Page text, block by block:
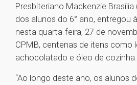
Presbiteriano Mackenzie Brasília
dos alunos do 6° ano, entregou
nesta quarta-feira, 27 de
CPMB, centenas de itens como
achocolatado e óleo de cozinha.
“Ao longo deste ano, os alunos